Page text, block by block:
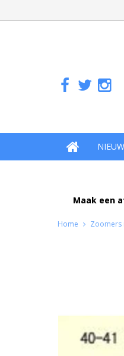
Maak een
Home Zoomers